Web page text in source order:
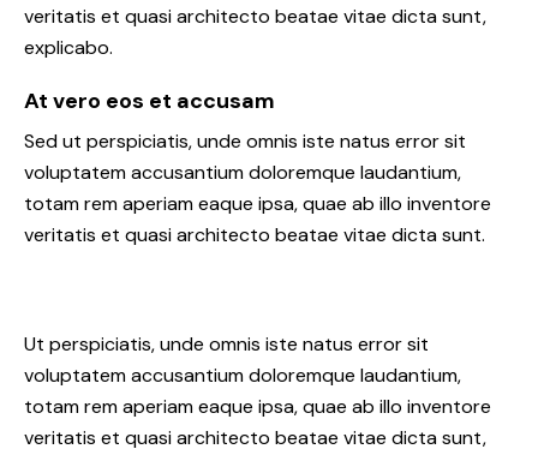
veritatis et quasi architecto beatae vitae dicta sunt,
explicabo.
At vero eos et accusam
Sed ut perspiciatis, unde omnis iste natus error sit
voluptatem accusantium doloremque laudantium,
totam rem aperiam eaque ipsa, quae ab illo inventore
veritatis et quasi architecto beatae vitae dicta sunt.
Ut perspiciatis, unde omnis iste natus error sit
voluptatem accusantium doloremque laudantium,
totam rem aperiam eaque ipsa, quae ab illo inventore
veritatis et quasi architecto beatae vitae dicta sunt,